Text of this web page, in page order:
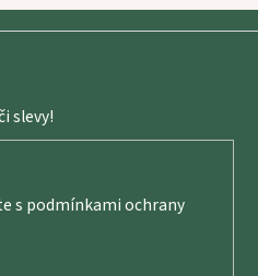
slevy!
s podmínkami ochrany